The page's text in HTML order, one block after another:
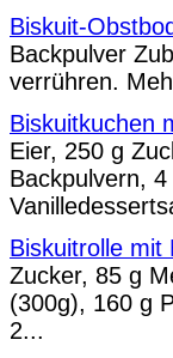
Biskuit-
Backpulver
verrühren.
Biskuitkuchen
Eier, 250 g
Backpulvern,
Biskuitrolle mit
Zucker, 85 g
(300g), 160 g
2...